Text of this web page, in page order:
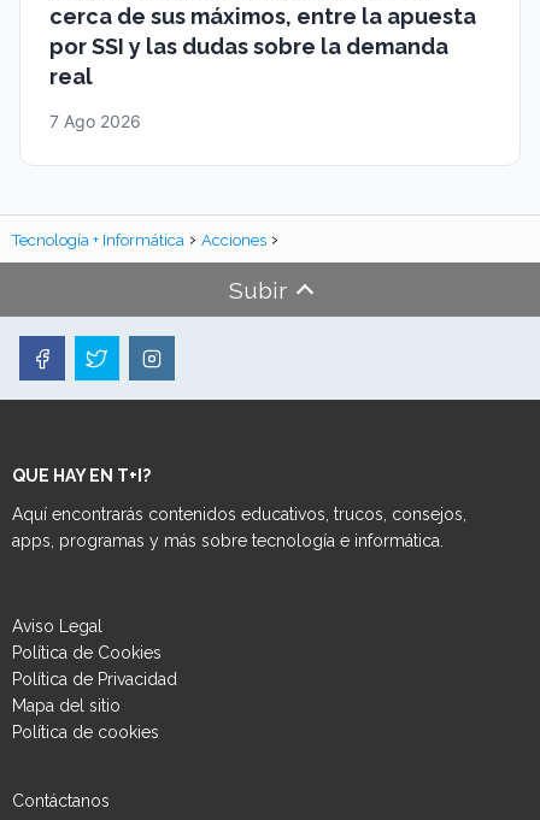
cerca de sus máximos, entre la apuesta
por SSI y las dudas sobre la demanda
real
7 Ago 2026
Tecnología + Informática Acciones
Subir
QUE HAY EN T+I?
Aquí encontrarás contenidos educativos, trucos, consejos,
apps, programas y más sobre tecnología e informática.
Aviso Legal
Política de Cookies
Política de Privacidad
Mapa del sitio
Política de cookies
Contáctanos